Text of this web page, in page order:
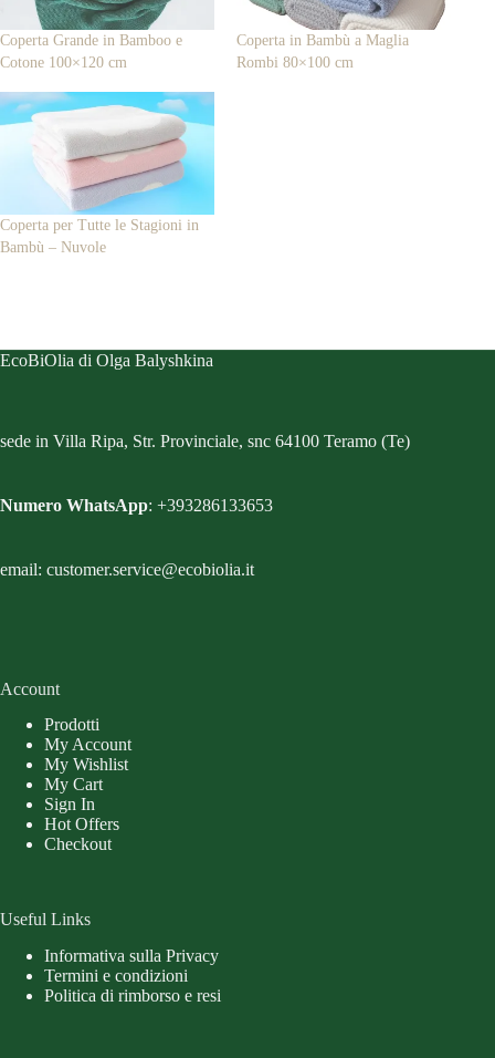
Coperta Grande in Bamboo e
Cotone 100×120 cm
Coperta in Bambù a Maglia
Rombi 80×100 cm
Coperta per Tutte le Stagioni in
Bambù – Nuvole
EcoBiOlia di Olga Balyshkina
sede in Villa Ripa, Str. Provinciale, snc 64100 Teramo (Te)
Numero WhatsApp: +393286133653
email: customer.service@ecobiolia.it
Account
Prodotti
My Account
My Wishlist
My Cart
Sign In
Hot Offers
Checkout
Useful Links
Informativa sulla Privacy
Termini e condizioni
Politica di rimborso e resi